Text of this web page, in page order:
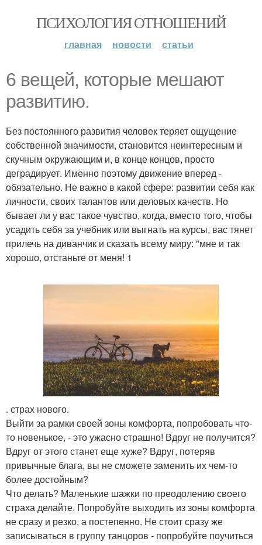
ПСИХОЛОГИЯ ОТНОШЕНИЙ
главная новости статьи
6 вещей, которые мешают
развитию.
Без постоянного развития человек теряет ощущение
собственной значимости, становится неинтересным и
скучным окружающим и, в конце концов, просто
деградирует. Именно поэтому движение вперед -
обязательно. Не важно в какой сфере: развитии себя как
личности, своих талантов или деловых качеств. Но
бывает ли у вас такое чувство, когда, вместо того, чтобы
усадить себя за учебник или выгнать на курсы, вас тянет
прилечь на диванчик и сказать всему миру: "мне и так
хорошо, отстаньте от меня! 1
. страх нового.
Выйти за рамки своей зоны комфорта, попробовать что-
то новенькое, - это ужасно страшно! Вдруг не получится?
Вдруг от этого станет еще хуже? Вдруг, потеряв
привычные блага, вы не сможете заменить их чем-то
более достойным?
Что делать? Маленькие шажки по преодолению своего
страха делайте. Попробуйте выходить из зоны комфорта
не сразу и резко, а постепенно. Не стоит сразу же
записываться в группу танцоров - попробуйте поучиться